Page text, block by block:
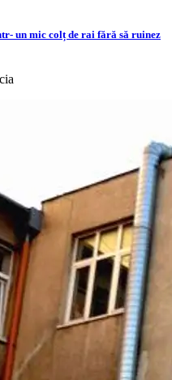
un mic colț de rai fără să ruinez